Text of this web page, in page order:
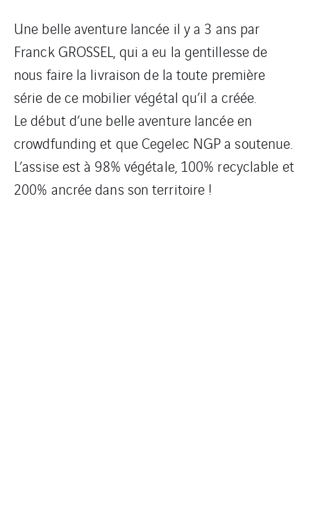
Une belle aventure lancée il y a 3 ans par
Franck GROSSEL, qui a eu la gentillesse de
nous faire la livraison de la toute première
série de ce mobilier végétal qu’il a créée.
Le début d’une belle aventure lancée en
crowdfunding et que Cegelec NGP a soutenue.
L’assise est à 98% végétale, 100% recyclable et
200% ancrée dans son territoire !